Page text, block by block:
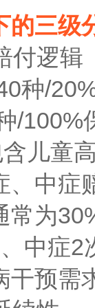
的三级
付逻辑
种/
/100%
儿童
、中症
常为
中症
干预需